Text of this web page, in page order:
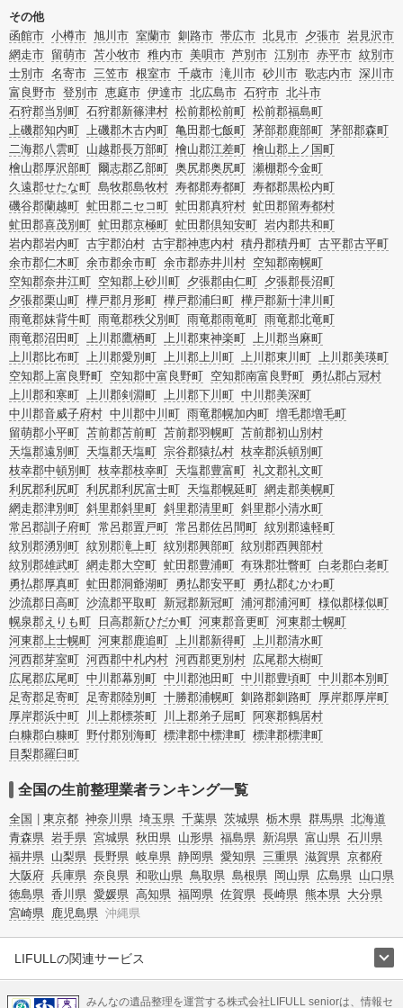
その他
函館市 小樽市 旭川市 室蘭市 釧路市 帯広市 北見市 夕張市 岩見沢市
網走市 留萌市 苫小牧市 稚内市 美唄市 芦別市 江別市 赤平市 紋別市
士別市 名寄市 三笠市 根室市 千歳市 滝川市 砂川市 歌志内市 深川市
富良野市 登別市 恵庭市 伊達市 北広島市 石狩市 北斗市
石狩郡当別町 石狩郡新篠津村 松前郡松前町 松前郡福島町
上磯郡知内町 上磯郡木古内町 亀田郡七飯町 茅部郡鹿部町 茅部郡森町
二海郡八雲町 山越郡長万部町 檜山郡江差町 檜山郡上ノ国町
檜山郡厚沢部町 爾志郡乙部町 奥尻郡奥尻町 瀬棚郡今金町
久遠郡せたな町 島牧郡島牧村 寿都郡寿都町 寿都郡黒松内町
磯谷郡蘭越町 虻田郡ニセコ町 虻田郡真狩村 虻田郡留寿都村
虻田郡喜茂別町 虻田郡京極町 虻田郡倶知安町 岩内郡共和町
岩内郡岩内町 古宇郡泊村 古宇郡神恵内村 積丹郡積丹町 古平郡古平町
余市郡仁木町 余市郡余市町 余市郡赤井川村 空知郡南幌町
空知郡奈井江町 空知郡上砂川町 夕張郡由仁町 夕張郡長沼町
夕張郡栗山町 樺戸郡月形町 樺戸郡浦臼町 樺戸郡新十津川町
雨竜郡妹背牛町 雨竜郡秩父別町 雨竜郡雨竜町 雨竜郡北竜町
雨竜郡沼田町 上川郡鷹栖町 上川郡東神楽町 上川郡当麻町
上川郡比布町 上川郡愛別町 上川郡上川町 上川郡東川町 上川郡美瑛町
空知郡上富良野町 空知郡中富良野町 空知郡南富良野町 勇払郡占冠村
上川郡和寒町 上川郡剣淵町 上川郡下川町 中川郡美深町
中川郡音威子府村 中川郡中川町 雨竜郡幌加内町 増毛郡増毛町
留萌郡小平町 苫前郡苫前町 苫前郡羽幌町 苫前郡初山別村
天塩郡遠別町 天塩郡天塩町 宗谷郡猿払村 枝幸郡浜頓別町
枝幸郡中頓別町 枝幸郡枝幸町 天塩郡豊富町 礼文郡礼文町
利尻郡利尻町 利尻郡利尻富士町 天塩郡幌延町 網走郡美幌町
網走郡津別町 斜里郡斜里町 斜里郡清里町 斜里郡小清水町
常呂郡訓子府町 常呂郡置戸町 常呂郡佐呂間町 紋別郡遠軽町
紋別郡湧別町 紋別郡滝上町 紋別郡興部町 紋別郡西興部村
紋別郡雄武町 網走郡大空町 虻田郡豊浦町 有珠郡壮瞥町 白老郡白老町
勇払郡厚真町 虻田郡洞爺湖町 勇払郡安平町 勇払郡むかわ町
沙流郡日高町 沙流郡平取町 新冠郡新冠町 浦河郡浦河町 様似郡様似町
幌泉郡えりも町
日高郡新ひだか町 河東郡音更町 河東郡士幌町
河東郡上士幌町 河東郡鹿追町 上川郡新得町 上川郡清水町
河西郡芽室町 河西郡中札内村 河西郡更別村 広尾郡大樹町
広尾郡広尾町 中川郡幕別町 中川郡池田町 中川郡豊頃町 中川郡本別町
足寄郡足寄町 足寄郡陸別町 十勝郡浦幌町 釧路郡釧路町 厚岸郡厚岸町
厚岸郡浜中町
川上郡標茶町 川上郡弟子屈町 阿寒郡鶴居村
白糠郡白糠町 野付郡別海町 標津郡中標津町 標津郡標津町
目梨郡羅臼町
全国の生前整理業者ランキング一覧
全国 東京都 神奈川県 埼玉県 千葉県 茨城県 栃木県 群馬県 北海道
青森県 岩手県 宮城県 秋田県 山形県 福島県 新潟県 富山県 石川県
福井県 山梨県 長野県 岐阜県 静岡県 愛知県 三重県 滋賀県 京都府
大阪府 兵庫県 奈良県 和歌山県 鳥取県 島根県 岡山県 広島県 山口県
徳島県 香川県 愛媛県 高知県 福岡県 佐賀県 長崎県 熊本県 大分県
宮崎県 鹿児島県 沖縄県
LIFULLの関連サービス
みんなの遺品整理を運営する株式会社LIFULL seniorは、情報セ